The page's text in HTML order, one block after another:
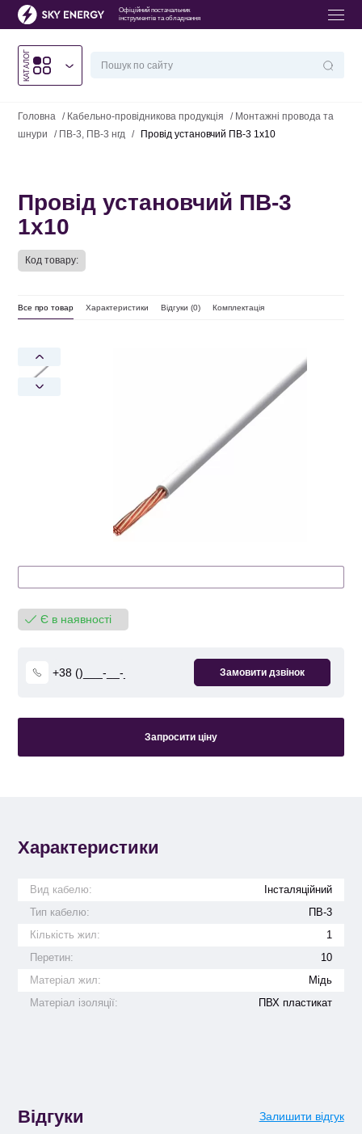
Офіційний постачальник
інструментів та обладнання
КАТАЛОГ
Головна / Кабельно-провідникова продукція / Монтажні провода та
шнури
/ ПВ-3, ПВ-3 нгд / Провід установчий ПВ-3 1х10
Провід установчий ПВ-3
1х10
Код товару:
Все про товар Характеристики Відгуки (0) Комплектація
Є в наявності
Запросити ціну
Характеристики
Вид кабелю:
Інсталяційний
Тип кабелю:
ПВ-3
Кількість жил:
1
Перетин:
10
Матеріал жил:
Мідь
Матеріал ізоляції:
ПВХ пластикат
Відгуки Залишити відгук